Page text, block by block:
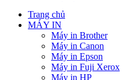
Trang chủ
MÁY IN
Máy in Brother
Máy in Canon
Máy in Epson
Máy in Fuji Xerox
Máy in HP